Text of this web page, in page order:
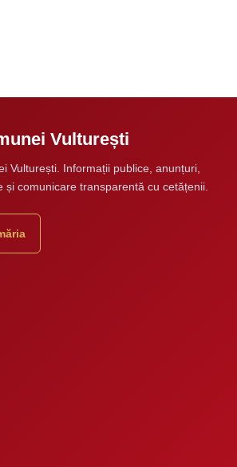
Vulturești
Vulturești. Informații publice, anunțuri,
și comunicare transparentă cu cetățenii.